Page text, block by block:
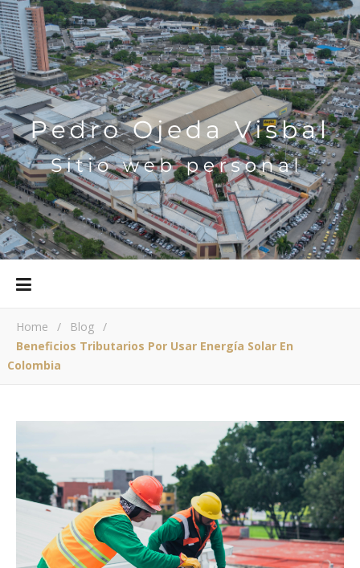
Home / Blog /
Beneficios Tributarios Por Usar Energía Solar En
Colombia